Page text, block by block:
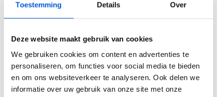
Toestemming Details Over
Deze website maakt gebruik van cookies
We gebruiken cookies om content en advertenties te
personaliseren, om functies voor social media te bieden
en om ons websiteverkeer te analyseren. Ook delen we
informatie over uw gebruik van onze site met onze
Senior Excellence
Strategisch Leiderschap Programma
Talent Ontwikkelings Programma
te maken en een knoop door te hakken. Normaal zou je de opties
keer vertraag je. Je zegt: “Ik zie dat we financieel weten wat nodig
is. Tegelijk wil ik niet alleen besluiten op basis van snelheid en
haalbaarheid. Ik wil vandaag ook expliciet bespreken wat dit
betekent voor de mensen die al jaren deze organisatie